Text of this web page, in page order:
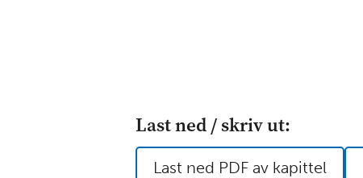
Last ned / skriv ut:
Last ned PDF av kapittel